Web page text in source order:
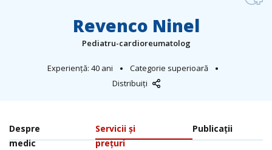
Revenco Ninel
Pediatru-cardioreumatolog
Experiență: 40 ani
Categorie superioară
Distribuiți
Despre
medic
Servicii și
prețuri
Publicații